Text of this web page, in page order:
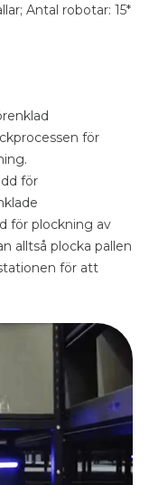
Antal robotar: 15*
för
för
för plockning av
alltså plocka pallen
för att